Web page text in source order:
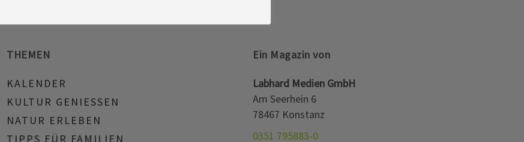
THEMEN
KALENDER
KULTUR GENIESSEN
NATUR ERLEBEN
TIPPS FÜR FAMILIEN
Ein Magazin von
Labhard Medien GmbH
Am Seerhein 6
78467 Konstanz
0351 795883-0